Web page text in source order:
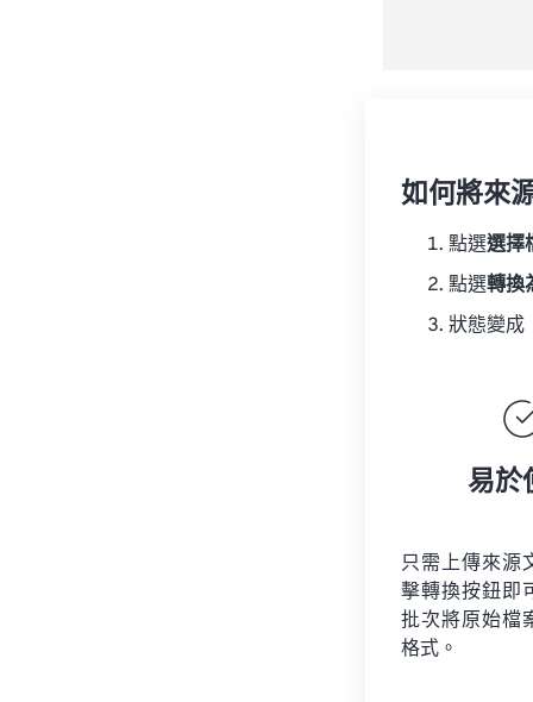
如何將來
點選選擇
點選轉換
狀態變成
易於
只需上傳來源
擊轉換按鈕即
批次將原始檔
格式。